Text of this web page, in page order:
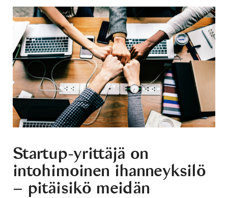
Startup-yrittäjä on
intohimoinen ihanneyksilö
– pitäisikö meidän